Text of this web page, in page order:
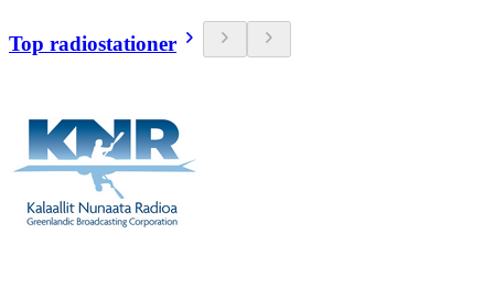
Top radiostationer